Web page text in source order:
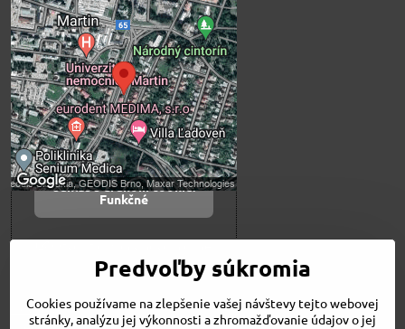
Externý obsah je
blokovaný Voľbami
súkromia
Prajete si načítať externý obsah?
Povoliť tentokrát
Povoliť a zapamätať -
súhlas s druhom cookie:
Funkčné
Otvoriť obsah v novom okne
Novinky
Predvoľby súkromia
Cookies používame na zlepšenie vašej návštevy tejto webovej
stránky, analýzu jej výkonnosti a zhromažďovanie údajov o jej